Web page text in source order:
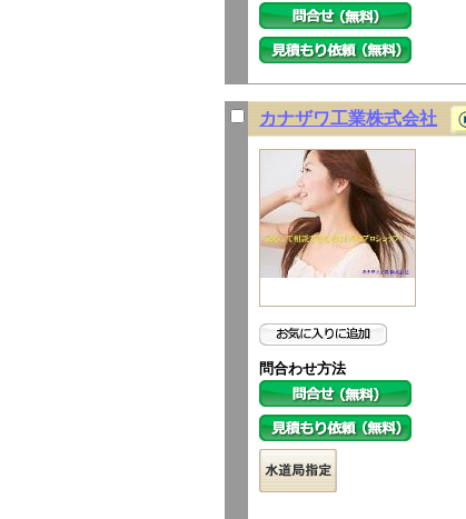
カナザワ工業株式会社
問合わせ方法